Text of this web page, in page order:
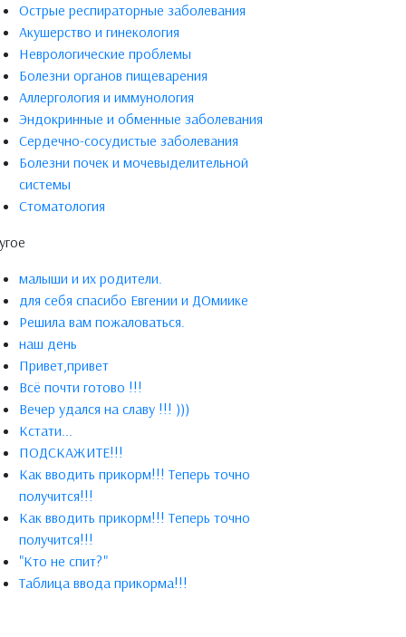
Острые респираторные заболевания
Акушерство и гинекология
Неврологические проблемы
Болезни органов пищеварения
Аллергология и иммунология
Эндокринные и обменные заболевания
Сердечно-сосудистые заболевания
Болезни почек и мочевыделительной
системы
Стоматология
малыши и их родители.
для себя спасибо Евгении и ДОмиике
Решила вам пожаловаться.
наш день
Привет,привет
Всё почти готово !!!
Вечер удался на славу !!! )))
Кстати...
ПОДСКАЖИТЕ!!!
Как вводить прикорм!!! Теперь точно
получится!!!
Как вводить прикорм!!! Теперь точно
получится!!!
"Кто не спит?"
Таблица ввода прикорма!!!